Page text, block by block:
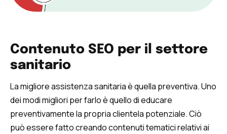
Contenuto SEO per il settore
sanitario
La migliore assistenza sanitaria è quella preventiva. Uno
dei modi migliori per farlo è quello di educare
preventivamente la propria clientela potenziale. Ciò
può essere fatto creando contenuti tematici relativi ai